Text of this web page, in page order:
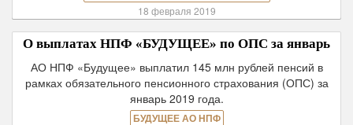
18 февраля 2019
О выплатах НПФ «БУДУЩЕЕ» по ОПС за январь
АО НПФ «Будущее» выплатил 145 млн рублей пенсий в
рамках обязательного пенсионного страхования (ОПС) за
январь 2019 года.
БУДУЩЕЕ АО НПФ